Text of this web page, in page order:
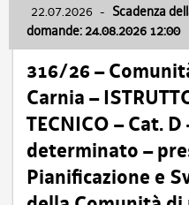
22.07.2026 - Scadenza
domande: 24.08.2026 12:00
316/26 –
Carnia –
TECNICO – Cat.
determinato –
Pianificazione e